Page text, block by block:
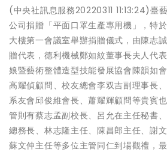
(中央社訊息服務20220311 11:13:24)臺
公司捐贈「平面口罩生產專用機」，特
大樓第一會議室舉辦捐贈儀式，由陳志
贈代表，德利機械鄭如紋董事長夫人代
娘暨藝術整體造型技能發展協會陳韻如
高耀偵顧問、校友總會李双吉副理事長
系友會邱俊維會長、蕭耀輝顧問等貴賓
管則有蔡志孟副校長、呂允在主任秘書
總務長、林志隆主任、陳昌郎主任、謝
蘇文仲主任等多位主管同仁到場觀禮，